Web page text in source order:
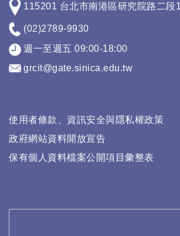
115201 台北市南港區研究院路二段
(02)2789-9930
週一至週五 09:00-18:00
grcit@gate.sinica.edu.tw
使用者條款、資訊安全與隱私權政策
政府網站資料開放宣告
保有個人資料檔案公開項目彙整表